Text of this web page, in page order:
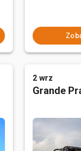
2 wrz
Grande